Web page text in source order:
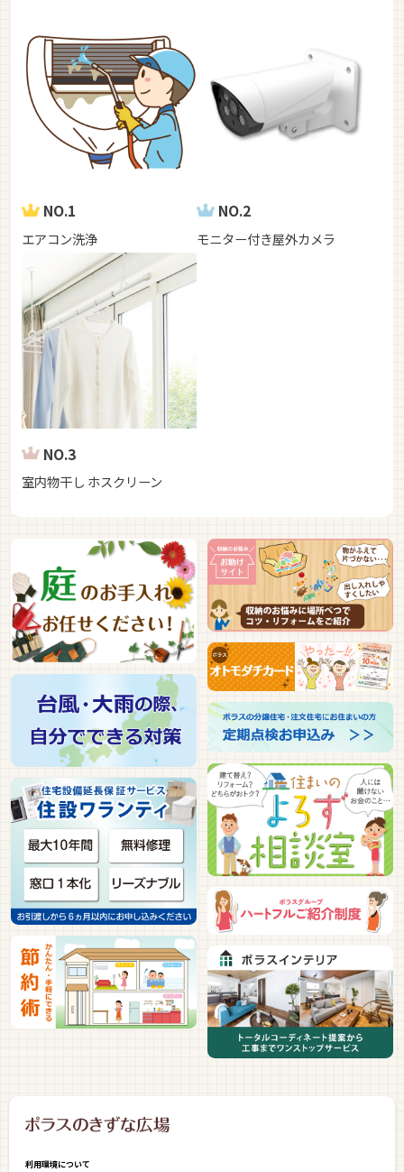
NO.1
エアコン洗浄
NO.2
モニター付き屋外カメラ
NO.3
室内物干し ホスクリーン
利用環境について